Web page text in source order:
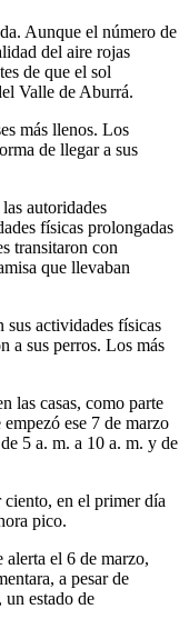
Aunque el número de
del aire rojas
de que el sol
Valle de Aburrá.
más llenos. Los
de llegar a sus
autoridades
físicas prolongadas
transitaron con
que llevaban
sus actividades físicas
a sus perros. Los más
las casas, como parte
ese 7 de marzo
5 a. m. a 10 a. m. y de
en el primer día
pico.
alerta el 6 de marzo,
a pesar de
un estado de